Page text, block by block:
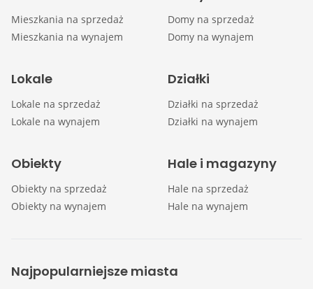
Mieszkania na sprzedaż
Mieszkania na wynajem
Domy na sprzedaż
Domy na wynajem
Lokale
Lokale na sprzedaż
Lokale na wynajem
Działki
Działki na sprzedaż
Działki na wynajem
Obiekty
Obiekty na sprzedaż
Obiekty na wynajem
Hale i magazyny
Hale na sprzedaż
Hale na wynajem
Najpopularniejsze miasta